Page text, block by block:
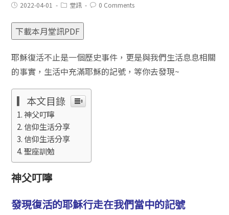
2022-04-01 堂訊 0 Comments
下載本月堂訊PDF
耶穌復活不止是一個歷史事件，更是與我們生活息息相關
的事實，生活中充滿耶穌的記號，等你去發現~
▎本文目錄
神父叮嚀
信仰生活分享
信仰生活分享
聖座訓勉
神父叮嚀
發現復活的耶穌行走在我們當中的記號